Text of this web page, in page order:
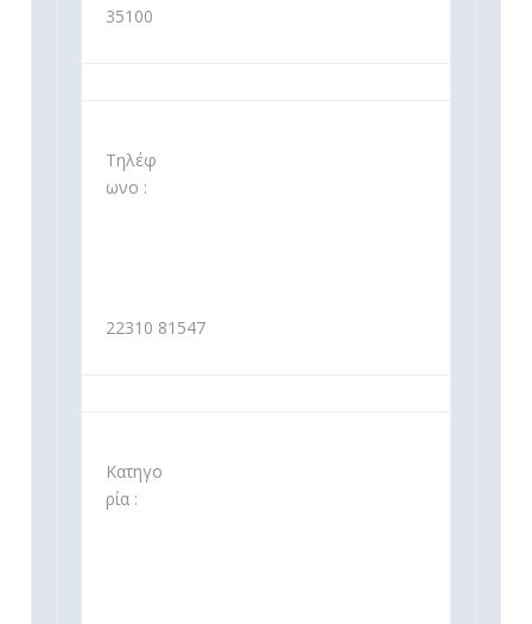
35100
Τηλέφ
ωνο :
22310 81547
Κατηγο
ρία :